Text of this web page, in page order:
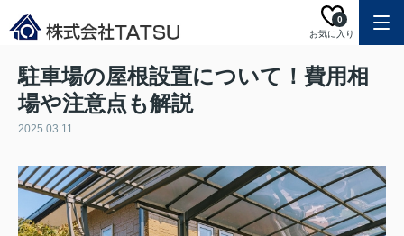
お気に入り
0
駐車場の屋根設置について！費用相
場や注意点も解説
2025.03.11